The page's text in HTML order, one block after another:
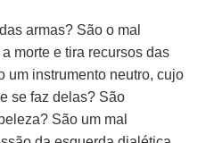
armas? São o mal
morte e tira recursos das
um instrumento neutro, cujo
se faz delas? São
São um mal